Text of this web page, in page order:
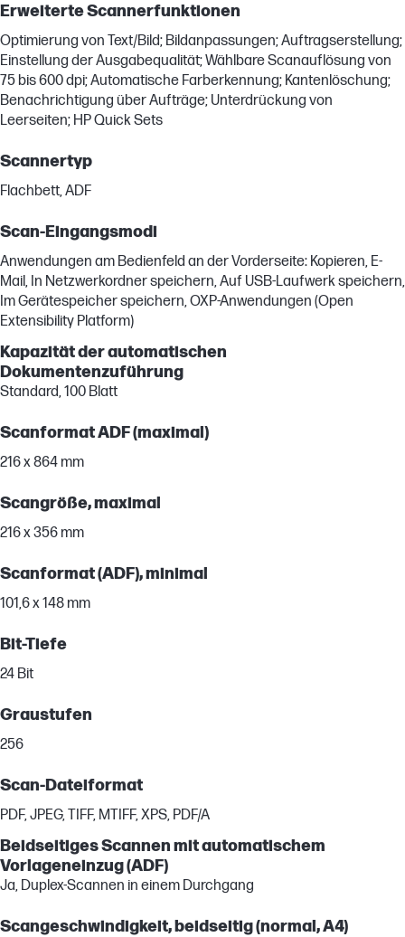
Erweiterte Scannerfunktionen
Optimierung von Text/Bild; Bildanpassungen; Auftragserstellung;
Einstellung der Ausgabequalität; Wählbare Scanauflösung von
75 bis 600 dpi; Automatische Farberkennung; Kantenlöschung;
Benachrichtigung über Aufträge; Unterdrückung von
Leerseiten; HP Quick Sets
Scannertyp
Flachbett, ADF
Scan-Eingangsmodi
Anwendungen am Bedienfeld an der Vorderseite: Kopieren, E-
Mail, In Netzwerkordner speichern, Auf USB-Laufwerk speichern,
Im Gerätespeicher speichern, OXP-Anwendungen (Open
Extensibility Platform)
Kapazität der automatischen
Dokumentenzuführung
Standard, 100 Blatt
Scanformat ADF (maximal)
216 x 864 mm
Scangröße, maximal
216 x 356 mm
Scanformat (ADF), minimal
101,6 x 148 mm
Bit-Tiefe
24 Bit
Graustufen
256
Scan-Dateiformat
PDF, JPEG, TIFF, MTIFF, XPS, PDF/A
Beidseitiges Scannen mit automatischem
Vorlageneinzug (ADF)
Ja, Duplex-Scannen in einem Durchgang
Scangeschwindigkeit, beidseitig (normal, A4)